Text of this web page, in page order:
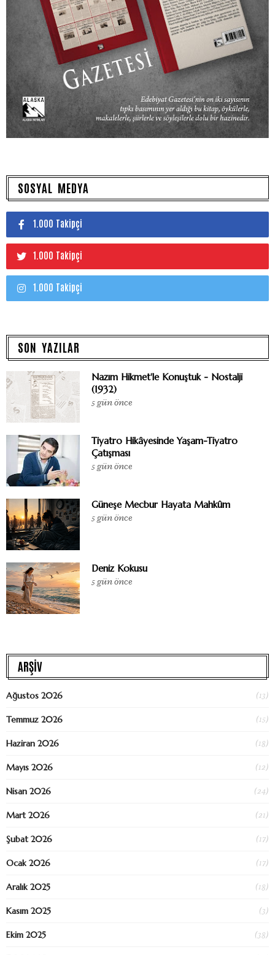
SOSYAL MEDYA
1.000 Takipçi
1.000 Takipçi
1.000 Takipçi
SON YAZILAR
Nazım Hikmet'le Konuştuk - Nostalji
(1932)
5 gün önce
Tiyatro Hikâyesinde Yaşam-Tiyatro
Çatışması
5 gün önce
Güneşe Mecbur Hayata Mahkûm
5 gün önce
Deniz Kokusu
5 gün önce
ARŞİV
Ağustos 2026 (13)
Temmuz 2026 (15)
Haziran 2026 (18)
Mayıs 2026 (12)
Nisan 2026 (24)
Mart 2026 (21)
Şubat 2026 (17)
Ocak 2026 (17)
Aralık 2025 (18)
Kasım 2025 (3)
Ekim 2025 (38)